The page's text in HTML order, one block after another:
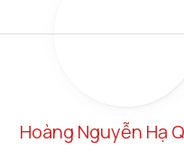
Hoàng Nguyễn Hạ